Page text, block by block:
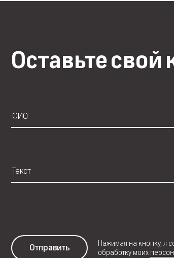
Оставьте
Отправить
Нажимая на кнопку, я
обработку моих